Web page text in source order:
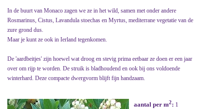
In de buurt van Monaco zagen we ze in het wild, samen met onder andere
Rosmarinus, Cistus, Lavandula stoechas en Myrtus, mediterrane vegetatie van de
zure grond dus.
Maar je kunt ze ook in Ierland tegenkomen.
De 'aardbeitjes' zijn hoewel wat droog en stevig prima eetbaar ze doen er een jaar
over om rijp te worden. De struik is bladhoudend en ook bij ons voldoende
winterhard. Deze compacte dwergvorm blijft fijn handzaam.
aantal per m2: 1